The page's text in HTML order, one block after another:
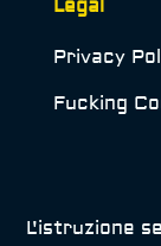
Legal
Privacy
Fucking
L'istruzione